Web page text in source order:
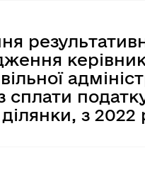
сплати
з 2022